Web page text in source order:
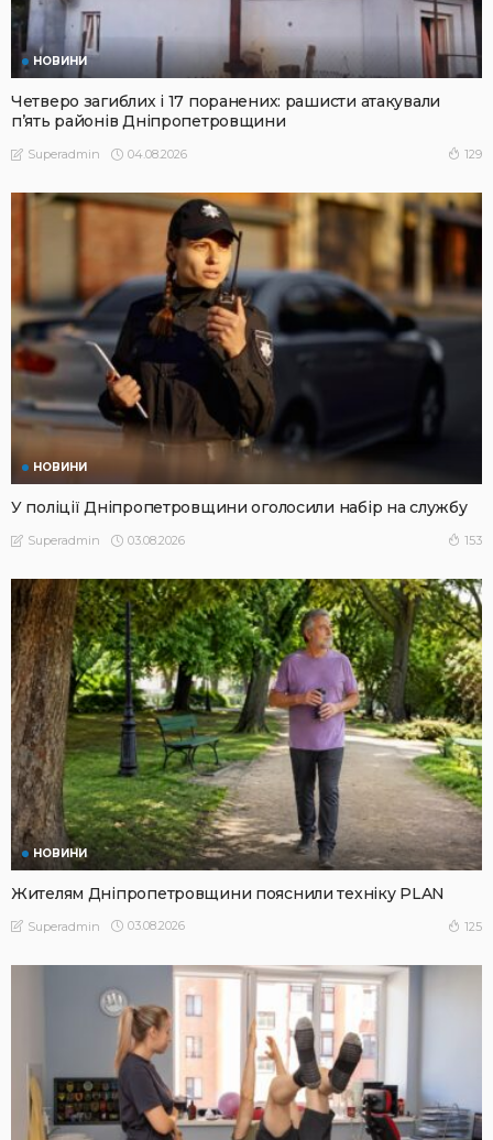
НОВИНИ
Четверо загиблих і 17 поранених: рашисти атакували
п’ять районів Дніпропетровщини
Superadmin 04.08.2026 129
НОВИНИ
У поліції Дніпропетровщини оголосили набір на службу
Superadmin 03.08.2026 153
НОВИНИ
Жителям Дніпропетровщини пояснили техніку PLAN
Superadmin 03.08.2026 125